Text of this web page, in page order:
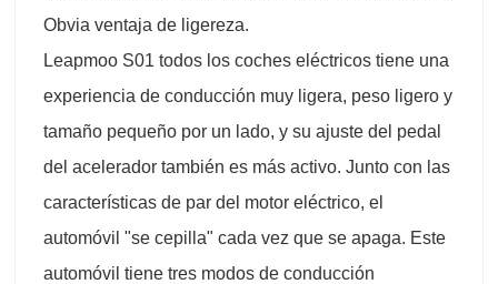
Obvia ventaja de ligereza.
Leapmoo S01 todos los coches eléctricos tiene una
experiencia de conducción muy ligera, peso ligero y
tamaño pequeño por un lado, y su ajuste del pedal
del acelerador también es más activo. Junto con las
características de par del motor eléctrico, el
automóvil "se cepilla" cada vez que se apaga. Este
automóvil tiene tres modos de conducción